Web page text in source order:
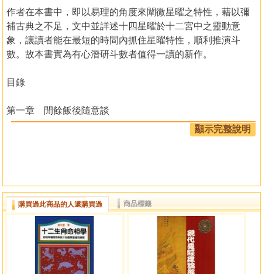
作者在本書中，即以易理的角度來闡微星曜之特性，藉以彌
補古典之不足，文中並詳述十四星曜於十二宮中之靈動意
象，讓讀者能在最短的時間內抓住星曜特性，順利推演斗
數。故本書實為有心潛研斗數者值得一讀的新作。
目錄
第一章 閒餘飯後隨意談
一．天機不可洩也
一．紫微星
二．天機星
三．太陽星
四．武曲星
五．天同星
六．廉貞星
顯示完整說明
購買過此商品的人還購買過 商品標籤